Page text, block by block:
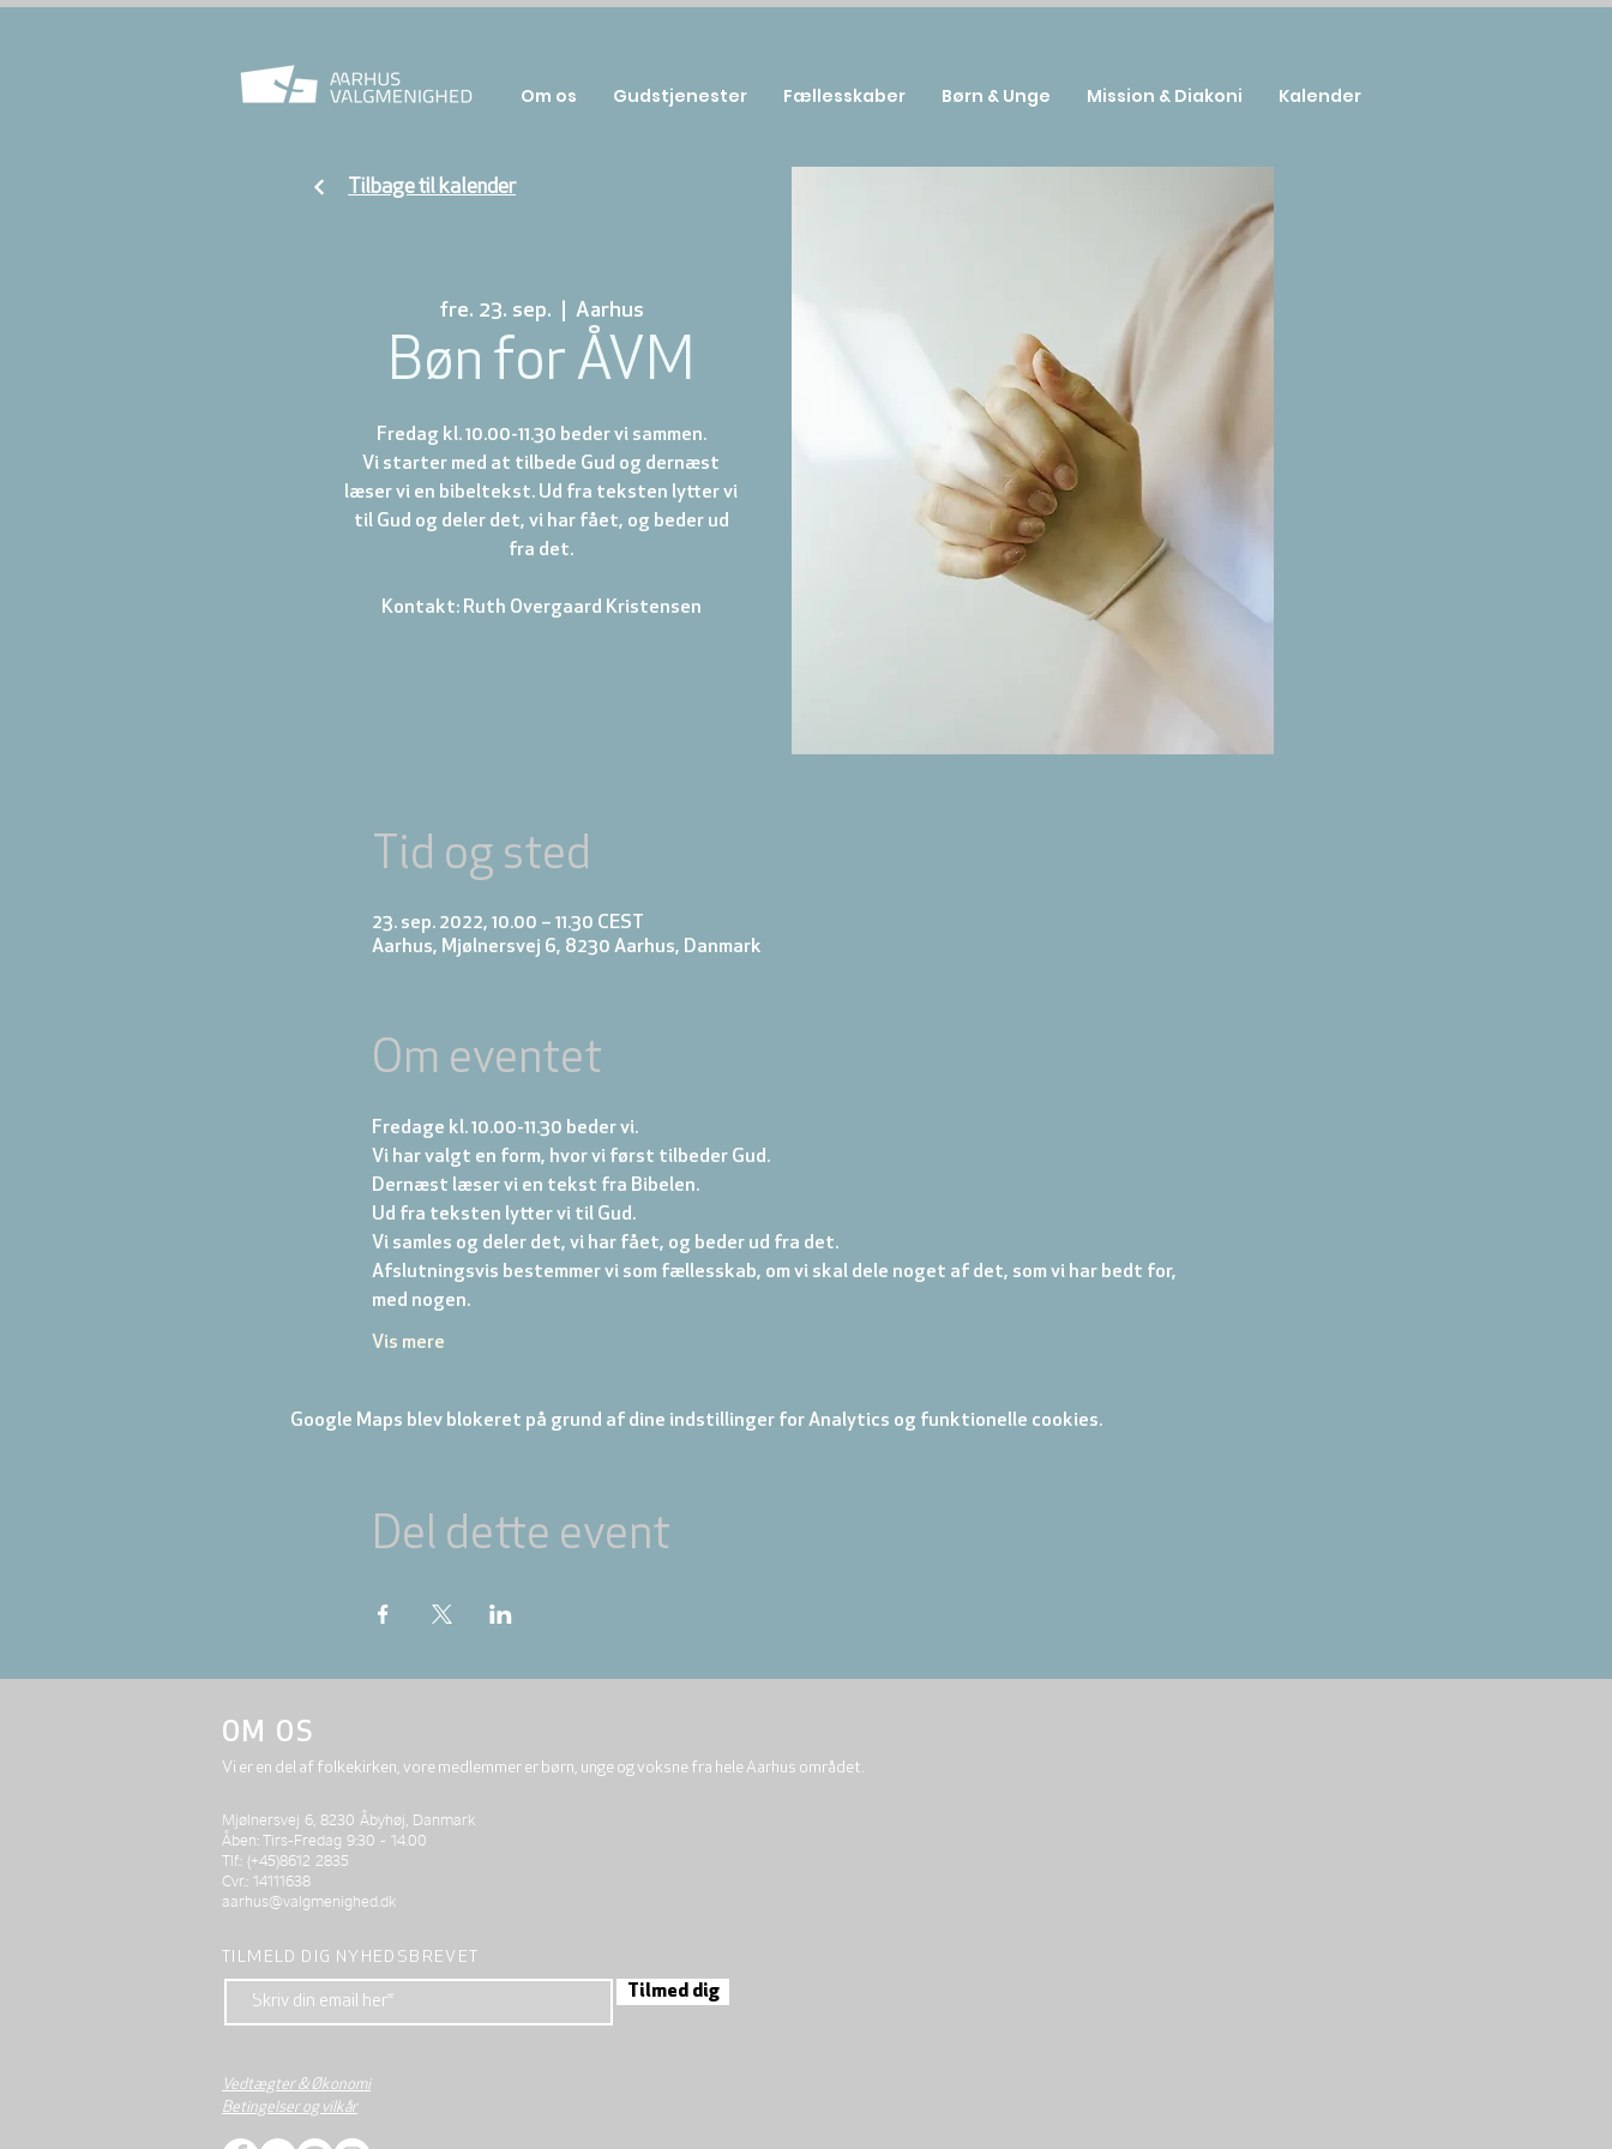
fre. 23. sep. Aarhus
Bøn for ÅVM
Fredag kl. 10.00-11.30 beder vi sammen.
Vi starter med at tilbede Gud og dernæst
læser vi en bibeltekst. Ud fra teksten lytter vi
til Gud og deler det, vi har fået, og beder ud
fra det.
Kontakt: Ruth Overgaard Kristensen
Tid og sted
23. sep. 2022, 10.00 – 11.30 CEST
Aarhus, Mjølnersvej 6, 8230 Aarhus, Danmark
Om eventet
Fredage kl. 10.00-11.30 beder vi.
Vi har valgt en form, hvor vi først tilbeder Gud.
Dernæst læser vi en tekst fra Bibelen.
Ud fra teksten lytter vi til Gud.
Vi samles og deler det, vi har fået, og beder ud fra det.
Afslutningsvis bestemmer vi som fællesskab, om vi skal dele noget af det, som vi har bedt for,
med nogen.
Vis mere
Google Maps blev blokeret på grund af dine indstillinger for Analytics og funktionelle cookies.
Del dette event
Tilbage til kalender
Om os Gudstjenester Fællesskaber Børn & Unge Mission & Diakoni Kalender
OM OS
Vi er en del af folkekirken, vore medlemmer er børn, unge og voksne fra hele Aarhus området.
Mjølnersvej 6, 8230 Åbyhøj, Danmark
Åben: Tirs-Fredag 9:30 - 14.00
Tlf.: (+45)8612 2835
Cvr.: 14111638
aarhus@valgmenighed.dk
TILMELD DIG NYHEDSBREVET
Tilmed dig
Vedtægter & Økonomi
Betingelser og vilkår